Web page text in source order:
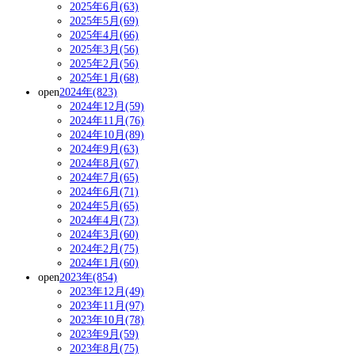
2025年6月(63)
2025年5月(69)
2025年4月(66)
2025年3月(56)
2025年2月(56)
2025年1月(68)
open2024年(823)
2024年12月(59)
2024年11月(76)
2024年10月(89)
2024年9月(63)
2024年8月(67)
2024年7月(65)
2024年6月(71)
2024年5月(65)
2024年4月(73)
2024年3月(60)
2024年2月(75)
2024年1月(60)
open2023年(854)
2023年12月(49)
2023年11月(97)
2023年10月(78)
2023年9月(59)
2023年8月(75)